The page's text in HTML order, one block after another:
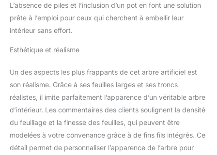
L’absence de piles et l’inclusion d’un pot en font une solution
prête à l’emploi pour ceux qui cherchent à embellir leur
intérieur sans effort.
Esthétique et réalisme
Un des aspects les plus frappants de cet arbre artificiel est
son réalisme. Grâce à ses feuilles larges et ses troncs
réalistes, il imite parfaitement l’apparence d’un véritable arbre
d’intérieur. Les commentaires des clients soulignent la densité
du feuillage et la finesse des feuilles, qui peuvent être
modelées à votre convenance grâce à de fins fils intégrés. Ce
détail permet de personnaliser l’apparence de l’arbre pour